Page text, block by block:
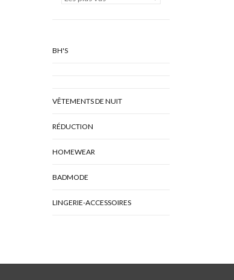
BH'S
VÊTEMENTS DE NUIT
RÉDUCTION
HOMEWEAR
BADMODE
LINGERIE-ACCESSOIRES